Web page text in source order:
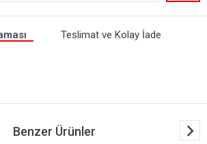
Teslimat ve Kolay İade
Benzer Ürünler